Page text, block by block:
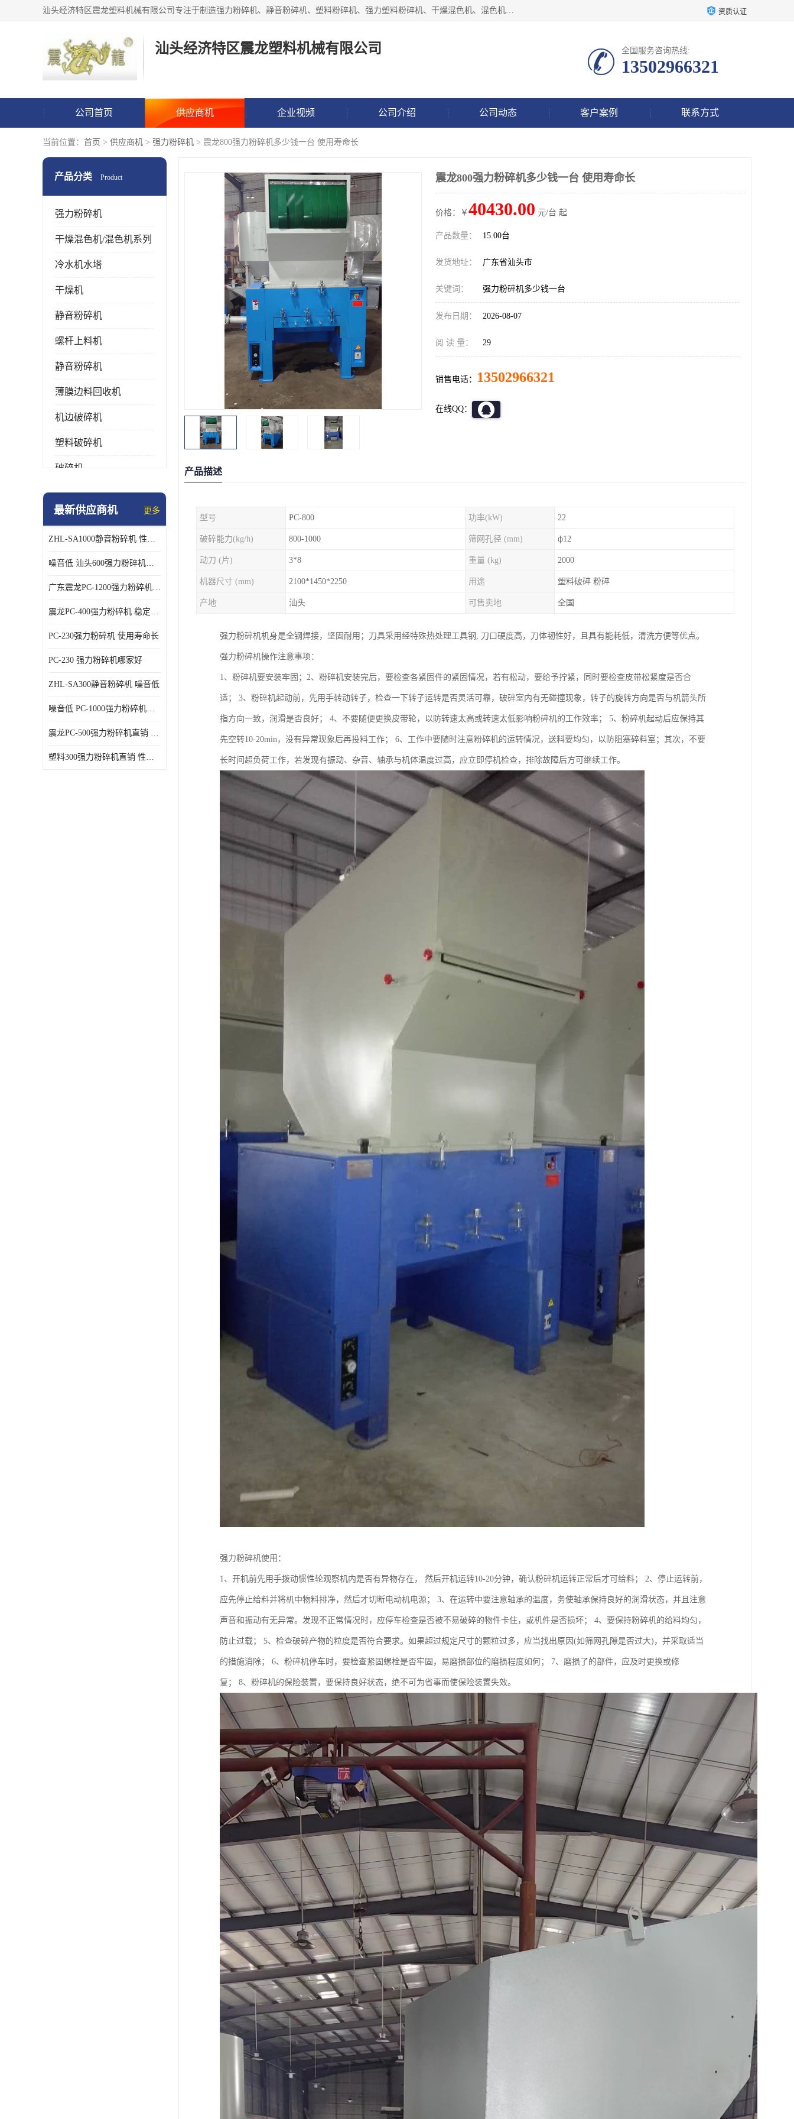
汕头经济特区震龙塑料机械有限公司专注于制造强力粉碎机、静音粉碎机、塑料粉碎机、强力塑料粉碎机、干燥混色机、混色机、冷水机、上料机等塑料辅助机械。 资质认证
汕头经济特区震龙塑料机械有限公司 全国服务咨询热线:
13502966321
公司首页 供应商机 企业视频 公司介绍 公司动态 客户案例 联系方式
当前位置： 首页 > 供应商机 > 强力粉碎机 > 震龙800强力粉碎机多少钱一台 使用寿命长
产品分类 Product
强力粉碎机
干燥混色机/混色机系列
冷水机水塔
干燥机
静音粉碎机
螺杆上料机
静音粉碎机
薄膜边料回收机
机边破碎机
塑料破碎机
破碎机
强力粉碎机
最新供应商机 更多
ZHL-SA1000静音粉碎机 性能稳定
噪音低 汕头600强力粉碎机直供
广东震龙PC-1200强力粉碎机 物超所值
震龙PC-400强力粉碎机 稳定性好
PC-230强力粉碎机 使用寿命长
PC-230 强力粉碎机哪家好
ZHL-SA300静音粉碎机 噪音低
噪音低 PC-1000强力粉碎机直供
震龙PC-500强力粉碎机直销 性价比高
塑料300强力粉碎机直销 性价比高
震龙800强力粉碎机多少钱一台 使用寿命长
价格：￥ 40430.00 元/台 起
产品数量： 15.00台
发货地址： 广东省汕头市
关键词： 强力粉碎机多少钱一台
发布日期： 2026-08-07
阅 读 量： 29
销售电话： 13502966321
在线QQ：
产品描述
型号 PC-800 功率(kW) 22
破碎能力(kg/h) 800-1000 筛网孔径 (mm) ф12
动刀 (片) 3*8 重量 (kg) 2000
机器尺寸 (mm) 2100*1450*2250 用途 塑料破碎 粉碎
产地 汕头 可售卖地 全国
强力粉碎机机身是全钢焊接，坚固耐用；刀具采用经特殊热处理工具钢, 刀口硬度高，刀体韧性好，且具有能耗低，清洗方便等优点。
强力粉碎机操作注意事项：
1、粉碎机要安装牢固；2、粉碎机安装完后，要检查各紧固件的紧固情况，若有松动，要给予拧紧，同时要检查皮带松紧度是否合
适； 3、粉碎机起动前，先用手转动转子，检查一下转子运转是否灵活可靠，破碎室内有无碰撞现象，转子的旋转方向是否与机箭头所
指方向一致，润滑是否良好； 4、不要随便更换皮带轮，以防转速太高或转速太低影响粉碎机的工作效率； 5、粉碎机起动后应保持其
先空转10-20min，没有异常现象后再投料工作； 6、工作中要随时注意粉碎机的运转情况，送料要均匀，以防阻塞碎料室；其次，不要
长时间超负荷工作，若发现有振动、杂音、轴承与机体温度过高，应立即停机检查，排除故障后方可继续工作。
强力粉碎机使用：
1、开机前先用手拨动惯性轮观察机内是否有异物存在， 然后开机运转10-20分钟，确认粉碎机运转正常后才可给料； 2、停止运转前，
应先停止给料并将机中物料排净，然后才切断电动机电源； 3、在运转中要注意轴承的温度，务使轴承保持良好的润滑状态，并且注意
声音和振动有无异常。发现不正常情况时，应停车检查是否被不易破碎的物件卡住，或机件是否损坏； 4、要保持粉碎机的给料均匀，
防止过载； 5、检查破碎产物的粒度是否符合要求。如果超过规定尺寸的颗粒过多，应当找出原因(如筛网孔隙是否过大)，并采取适当
的措施消除； 6、粉碎机停车时，要检查紧固螺栓是否牢固，易磨损部位的磨损程度如何； 7、磨损了的部件，应及时更换或修
复； 8、粉碎机的保险装置，要保持良好状态，绝不可为省事而使保险装置失效。